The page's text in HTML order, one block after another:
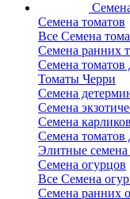
Семена томатов
Все Семена
Семена ранних
Семена томатов
Томаты Черри
Семена
Семена
Семена
Семена томатов
Элитные семена
Семена огурцов
Все Семена
Семена ранних